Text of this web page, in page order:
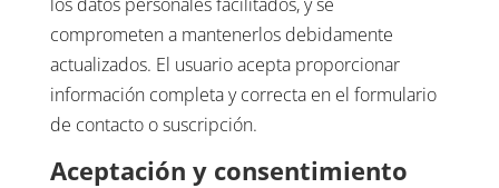
comprometen a mantenerlos debidamente
actualizados. El usuario acepta proporcionar
información completa y correcta en el formulario
de contacto o suscripción.
Aceptación y consentimiento